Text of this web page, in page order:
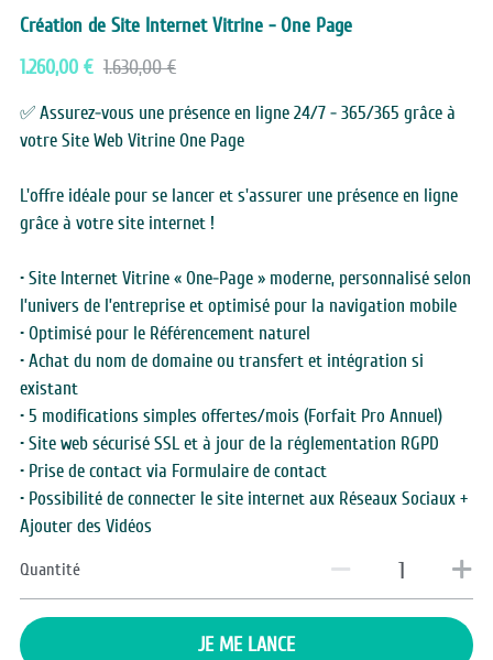
Création de Site Internet Vitrine - One Page
1.260,00 € 1.630,00 €
✅ Assurez-vous une présence en ligne 24/7 - 365/365 grâce à
votre Site Web Vitrine One Page
L'offre idéale pour se lancer et s'assurer une présence en ligne
grâce à votre site internet !
• Site Internet Vitrine « One-Page » moderne, personnalisé selon
l’univers de l’entreprise et optimisé pour la navigation mobile
• Optimisé pour le Référencement naturel
• Achat du nom de domaine ou transfert et intégration si
existant
• 5 modifications simples offertes/mois (Forfait Pro Annuel)
• Site web sécurisé SSL et à jour de la réglementation RGPD
• Prise de contact via Formulaire de contact
• Possibilité de connecter le site internet aux Réseaux Sociaux +
Ajouter des Vidéos
Quantité
JE ME LANCE